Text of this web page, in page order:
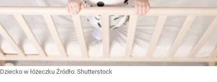
Dziecko w łóżeczku Źródło: Shutterstock